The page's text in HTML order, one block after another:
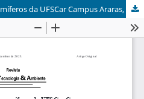
Riqueza e diversidade de mamíferos da UFSCar Campus Araras, registrados por armadilhas fotográficas